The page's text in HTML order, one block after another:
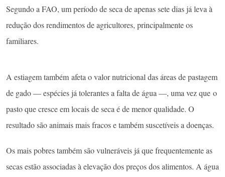
Segundo a FAO, um período de seca de apenas sete dias já leva à
redução dos rendimentos de agricultores, principalmente os
familiares.
A estiagem também afeta o valor nutricional das áreas de pastagem
de gado — espécies já tolerantes a falta de água —, uma vez que o
pasto que cresce em locais de seca é de menor qualidade. O
resultado são animais mais fracos e também suscetíveis a doenças.
Os mais pobres também são vulneráveis já que frequentemente as
secas estão associadas à elevação dos preços dos alimentos. A água